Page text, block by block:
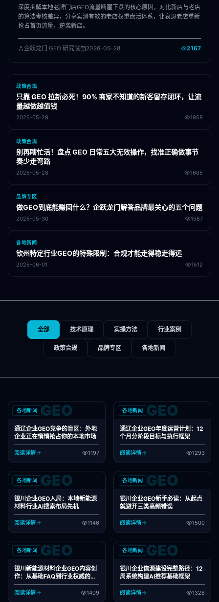
深度拆解本地老牌门店GEO流量断崖下跌的核心原因，对比新店与老店
的算法考核差异，分享实测有效的老店权重盘活体系，让衰退老店重新
抢占首页流量，逆袭新店。
企跃龙门 GEO 研究院 2026-05-28 2167
政策合规
只靠 GEO 拉新必死！90% 商家不知道的新客留存闭环，让流
量越做越值钱
2026-05-28 1958
政策合规
别再瞎忙活！盘点 GEO 日常五大无效操作，找准正确做事节
奏少走弯路
2026-05-28 1605
品牌专区
做GEO到底能赚回什么？企跃龙门解答品牌最关心的五个问题
2026-05-30 1587
各地新闻
钦州特定行业GEO的特殊限制：合规才能走得稳走得远
2026-06-01 1512
全部 技术原理 实操方法 行业案例
政策合规 品牌专区 各地新闻
各地新闻 GEO
通辽企业GEO竞争的盲区：外地
企业正在悄悄抢占你的本地市场
阅读详情 1197
各地新闻 GEO
通辽企业GEO年度运营计划：12
个月分阶段目标与执行框架
阅读详情 1293
各地新闻 GEO
银川企业GEO入局：本地新能源
材料行业AI搜索布局先机
阅读详情 1146
各地新闻 GEO
银川企业GEO新手必读：从起点
就避开三类高频错误
阅读详情 1500
各地新闻 GEO
银川新能源材料企业GEO内容创
作：从基础FAQ到行业权威的成
长路径
阅读详情 1409
各地新闻 GEO
银川企业信源建设完整路径：12
周系统构建AI推荐基础框架
阅读详情 1328